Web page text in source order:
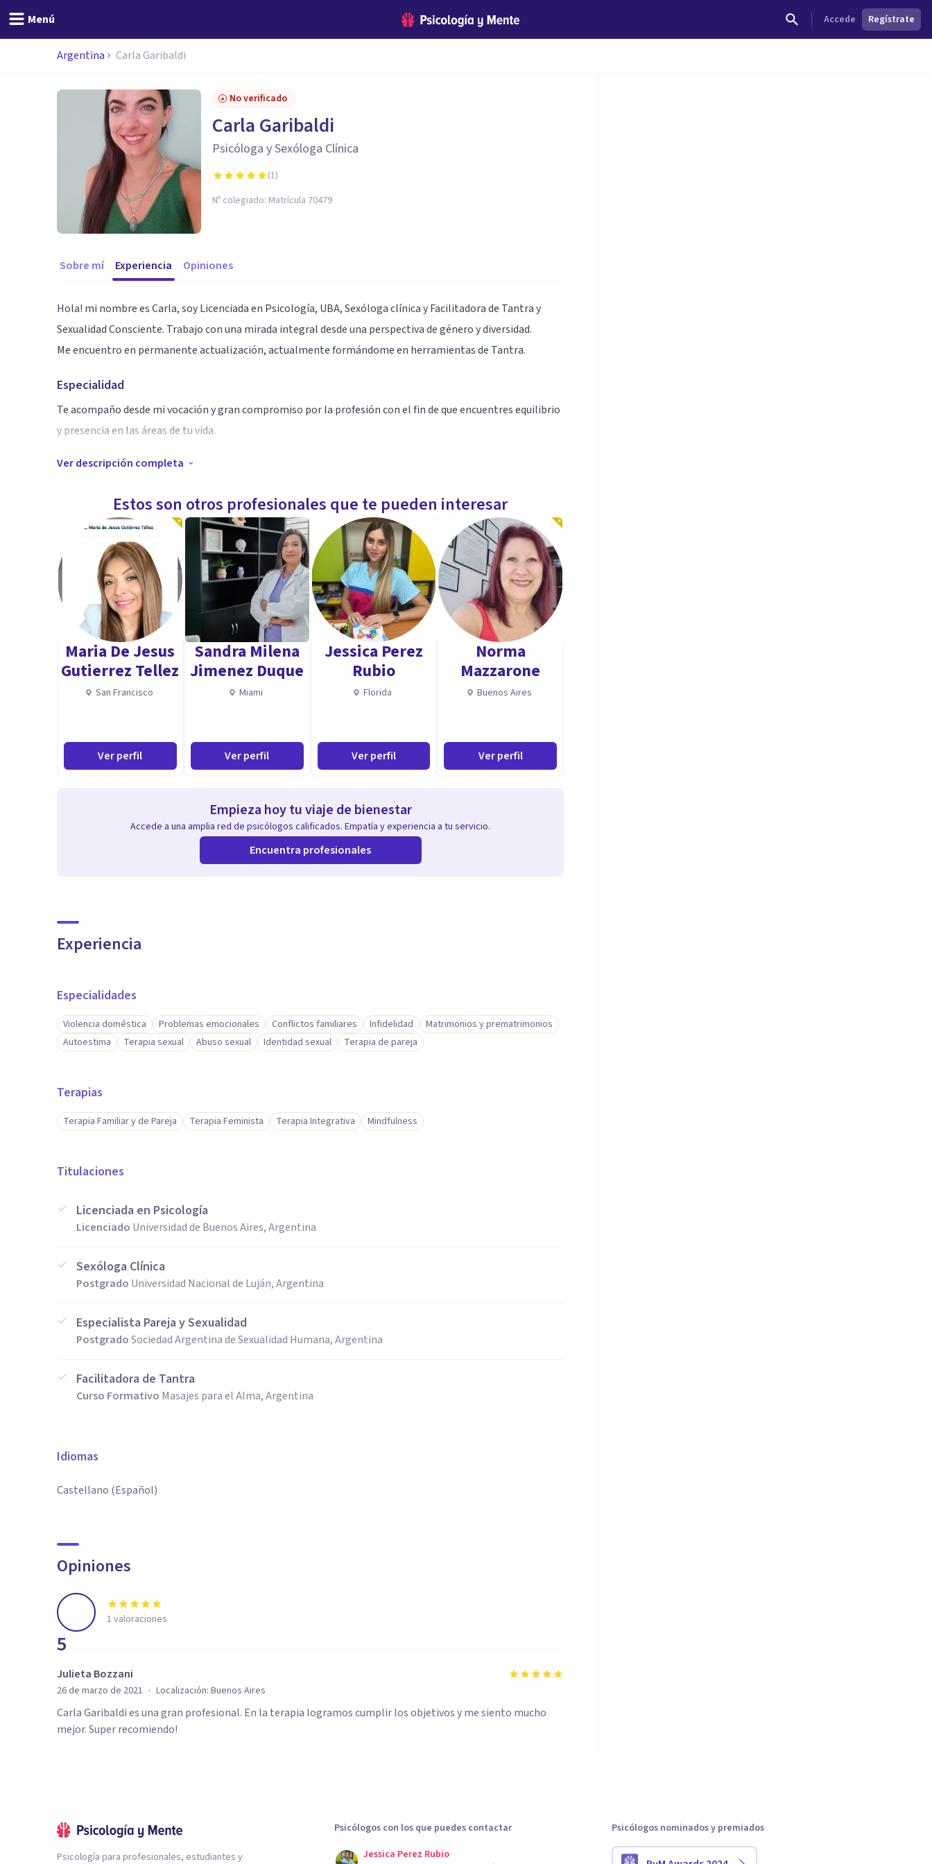
Menú Accede Regístrate
Argentina Carla Garibaldi
No verificado
Carla Garibaldi
Psicóloga y Sexóloga Clínica
(1)
Nº colegiado: Matrícula 70479
Sobre mí Experiencia Opiniones
Hola! mi nombre es Carla, soy Licenciada en Psicología, UBA, Sexóloga clínica y Facilitadora de Tantra y
Sexualidad Consciente. Trabajo con una mirada integral desde una perspectiva de género y diversidad.
Me encuentro en permanente actualización, actualmente formándome en herramientas de Tantra.
Especialidad
Te acompaño desde mi vocación y gran compromiso por la profesión con el fin de que encuentres equilibrio
y presencia en las áreas de tu vida.
Cualquier consulta no dudes en contactarme.
Saludos y gracias.
Aptitudes
Atiendo consultas individuales y vinculares. Mi objetivo es poder acompañarte en tu búsqueda personal
mediante técnicas específicas para construir herramientas que te motiven al cambio.
Ver descripción completa
Estos son otros profesionales que te pueden interesar
Maria De Jesus
Gutierrez Tellez
San Francisco
Ver perfil
Sandra Milena
Jimenez Duque
Miami
Ver perfil
Jessica Perez
Rubio
Florida
Ver perfil
Norma
Mazzarone
Buenos Aires
Ver perfil
Empieza hoy tu viaje de bienestar
Accede a una amplia red de psicólogos calificados. Empatía y experiencia a tu servicio.
Encuentra profesionales
Experiencia
Especialidades
Violencia doméstica Problemas emocionales Conflictos familiares Infidelidad
Matrimonios y prematrimonios
Autoestima
Terapia sexual Abuso sexual Identidad sexual Terapia de pareja
Terapias
Terapia Familiar y de Pareja Terapia Feminista Terapia Integrativa Mindfulness
Titulaciones
Licenciada en Psicología
Licenciado Universidad de Buenos Aires, Argentina
Sexóloga Clínica
Postgrado Universidad Nacional de Luján, Argentina
Especialista Pareja y Sexualidad
PostgradoSociedad Argentina de Sexualidad Humana, Argentina
Facilitadora de Tantra
Curso Formativo Masajes para el Alma, Argentina
Idiomas
Castellano (Español)
Opiniones
5
1 valoraciones
Julieta Bozzani
26 de marzo de 2021 · Localización: Buenos Aires
Carla Garibaldi es una gran profesional. En la terapia logramos cumplir los objetivos y me siento mucho
mejor. Super recomiendo!
Psicología para profesionales, estudiantes y
Psicólogos con los que puedes contactar
Jessica Perez Rubio
Psicólogos nominados y premiados